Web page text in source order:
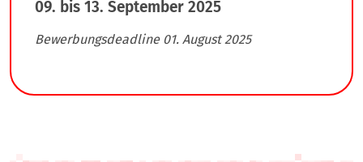
09. bis 13. September 2025
Bewerbungsdeadline 01. August 2025